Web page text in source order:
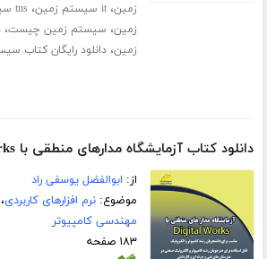
زمین،it سیستم زمین ،tns سیستم زمین
زمین، سیستم زمین چیست،
زمین،دانلود رایگان کتاب
دانلود کتاب آزمایشگاه مدارهای منطقی با Digital Works
از: ابوالفضل یوسفی راد
موضوع:نرم افزارهای کاربردی،
مهندسی کامپیوتر
۱۸۳ صفحه